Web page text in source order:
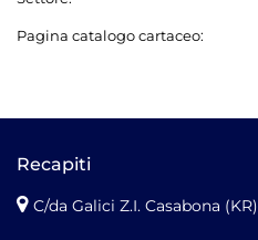
Pagina catalogo cartaceo:
Recapiti
C/da Galici Z.I. Casabona (KR)